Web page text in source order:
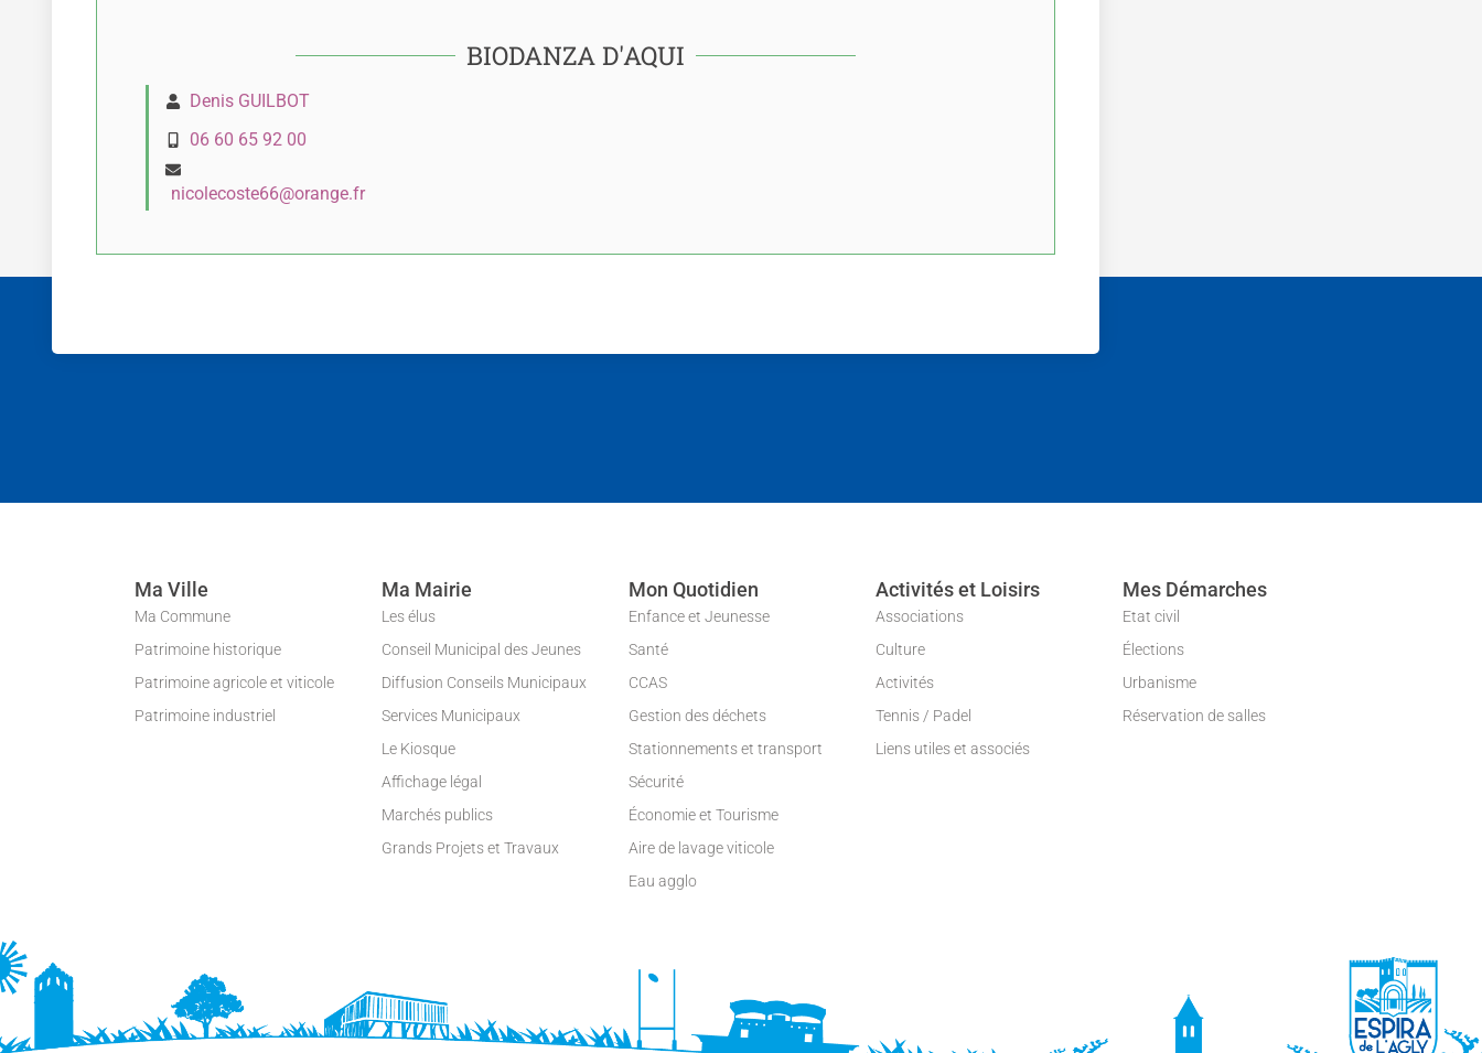
BIODANZA D'AQUI
Denis GUILBOT
06 60 65 92 00
nicolecoste66@orange.fr
Ma Ville
Ma Commune
Patrimoine historique
Patrimoine agricole et viticole
Patrimoine industriel
Ma Mairie
Les élus
Conseil Municipal des Jeunes
Diffusion Conseils Municipaux
Services Municipaux
Le Kiosque
Affichage légal
Marchés publics
Grands Projets et Travaux
Mon Quotidien
Enfance et Jeunesse
Santé
CCAS
Gestion des déchets
Stationnements et transport
Sécurité
Économie et Tourisme
Aire de lavage viticole
Eau agglo
Activités et Loisirs
Associations
Culture
Activités
Tennis / Padel
Liens utiles et associés
Mes Démarches
Etat civil
Élections
Urbanisme
Réservation de salles